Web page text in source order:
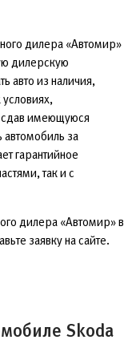
дилера «Автомир»
дилерскую
авто из наличия,
сдав имеющуюся
за
гарантийное
так и с
дилера «Автомир» в
заявку на сайте.
Skoda